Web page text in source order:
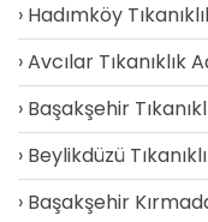
Hadımköy
Avcılar Tıkanıklık
Başakşehir
Beylikdüzü
Başakşehir